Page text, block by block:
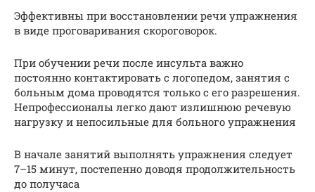
Эффективны при восстановлении речи упражнения
в виде проговаривания скороговорок.
При обучении речи после инсульта важно
постоянно контактировать с логопедом, занятия с
больным дома проводятся только с его разрешения.
Непрофессионалы легко дают излишнюю речевую
нагрузку и непосильные для больного упражнения
В начале занятий выполнять упражнения следует
7–15 минут, постепенно доводя продолжительность
до получаса